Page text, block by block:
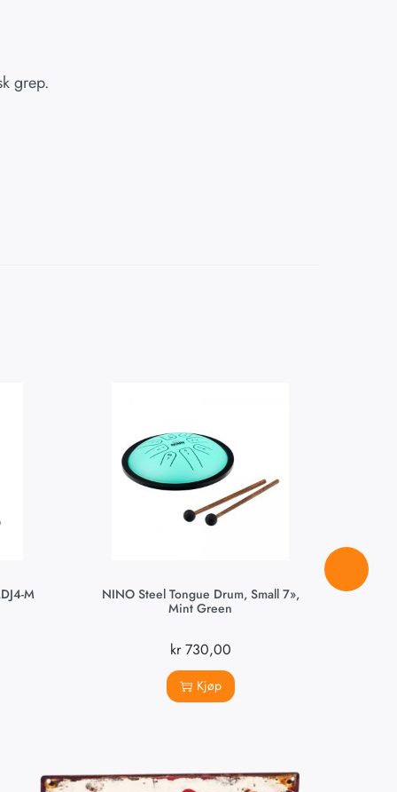
grep.
M
NINO Steel Tongue Drum, Small 7»,
Mint Green
kr730,00
Kjøp